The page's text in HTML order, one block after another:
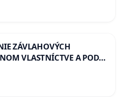
ZÁVLAHOVÝCH
VLASTNÍCTVE A POD
REPUBLIKY & žiadosť
stavu závlahových a
na Slovensku